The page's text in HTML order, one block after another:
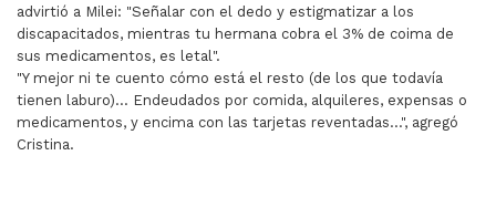
advirtió a Milei: "Señalar con el dedo y estigmatizar a los
discapacitados, mientras tu hermana cobra el 3% de coima de
sus medicamentos, es letal".
"Y mejor ni te cuento cómo está el resto (de los que todavía
tienen laburo)… Endeudados por comida, alquileres, expensas o
medicamentos, y encima con las tarjetas reventadas…", agregó
Cristina.